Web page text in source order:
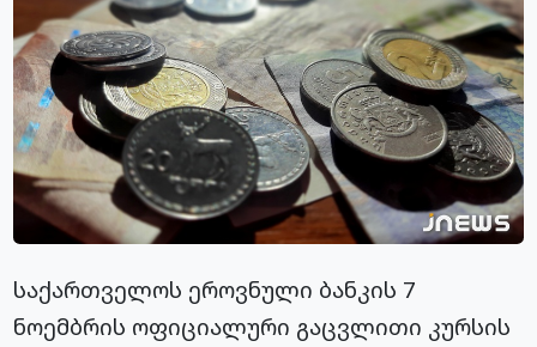
საქართველოს ეროვნული ბანკის 7
ნოემბრის ოფიციალური გაცვლითი კურსის